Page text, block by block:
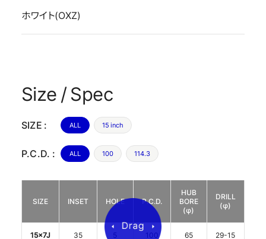
ホワイト(OXZ)
Size / Spec
SIZE : ALL 15 inch
P.C.D. : ALL 100 114.3
SIZE INSET HOLE P.C.D.
HUB
BORE
(φ)
DRILL
(φ)
15x7J 35 5 100 65 29-15